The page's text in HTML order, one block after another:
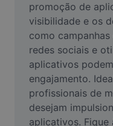
AI Text Remover
AI People Remover
AI Inpainting
Face Cutout
promoção de
visibilidade e os
como
redes sociais e
aplicativos
engajamento.
profissionais de
desejam
aplicativos.